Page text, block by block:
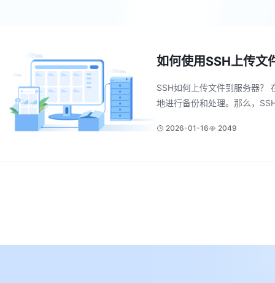
如何使用SSH上传文
SSH如何上传文件到服务器？
地进行备份和处理。那么，
2026-01-16 2049